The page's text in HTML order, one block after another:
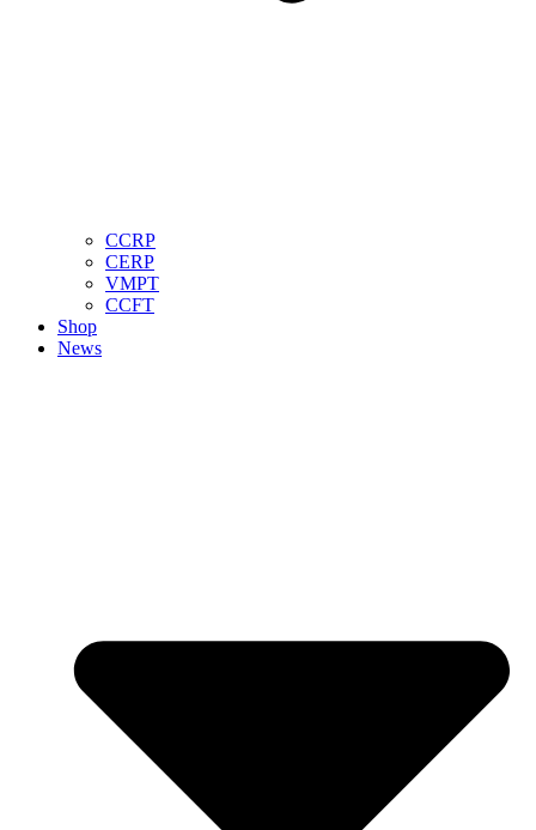
CCRP
CERP
VMPT
CCFT
Shop
News